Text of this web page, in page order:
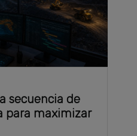
secuencia de
para maximizar